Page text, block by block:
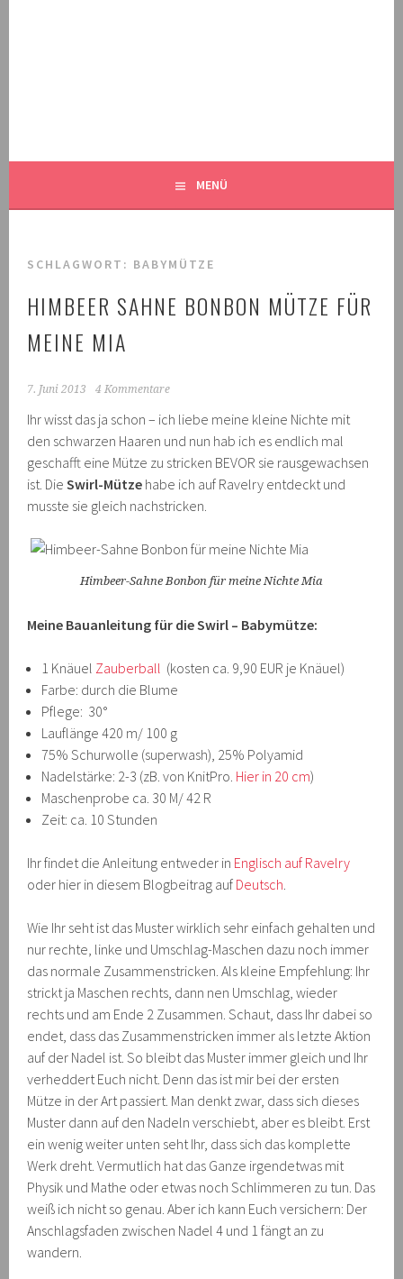
MENÜ
SCHLAGWORT: BABYMÜTZE
HIMBEER SAHNE BONBON MÜTZE FÜR
MEINE MIA
7. Juni 2013 4 Kommentare
Ihr wisst das ja schon – ich liebe meine kleine Nichte mit
den schwarzen Haaren und nun hab ich es endlich mal
geschafft eine Mütze zu stricken BEVOR sie rausgewachsen
ist. DieSwirl-Mütze habe ich auf Ravelry entdeckt und
musste sie gleich nachstricken.
Himbeer-Sahne Bonbon für meine Nichte Mia
Meine Bauanleitung für die Swirl – Babymütze:
1 Knäuel Zauberball (kosten ca. 9,90 EUR je Knäuel)
Farbe: durch die Blume
Pflege: 30°
Lauflänge 420 m/ 100 g
75% Schurwolle (superwash), 25% Polyamid
Nadelstärke: 2-3 (zB. von KnitPro. Hier in 20 cm)
Maschenprobe ca. 30 M/ 42 R
Zeit: ca. 10 Stunden
Ihr findet die Anleitung entweder in Englisch auf Ravelry
oder hier in diesem Blogbeitrag auf Deutsch.
Wie Ihr seht ist das Muster wirklich sehr einfach gehalten und
nur rechte, linke und Umschlag-Maschen dazu noch immer
das normale Zusammenstricken. Als kleine Empfehlung: Ihr
strickt ja Maschen rechts, dann nen Umschlag, wieder
rechts und am Ende 2 Zusammen. Schaut, dass Ihr dabei so
endet, dass das Zusammenstricken immer als letzte Aktion
auf der Nadel ist. So bleibt das Muster immer gleich und Ihr
verheddert Euch nicht. Denn das ist mir bei der ersten
Mütze in der Art passiert. Man denkt zwar, dass sich dieses
Muster dann auf den Nadeln verschiebt, aber es bleibt. Erst
ein wenig weiter unten seht Ihr, dass sich das komplette
Werk dreht. Vermutlich hat das Ganze irgendetwas mit
Physik und Mathe oder etwas noch Schlimmeren zu tun. Das
weiß ich nicht so genau. Aber ich kann Euch versichern: Der
Anschlagsfaden zwischen Nadel 4 und 1 fängt an zu
wandern.